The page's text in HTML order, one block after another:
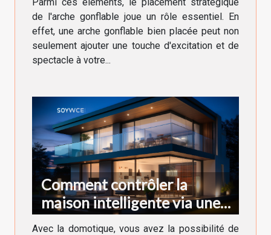
de l'arche gonflable joue un rôle essentiel. En
effet, une arche gonflable bien placée peut non
seulement ajouter une touche d'excitation et de
spectacle à votre...
Comment contrôler la
maison intelligente via une
application ?
Avec la domotique, vous avez la possibilité de